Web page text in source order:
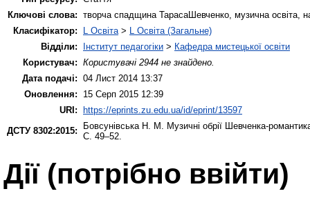
Ключові слова: творча спадщина ТарасаШевченко, музична освіта,
Класифікатор:
L Освіта > L Освіта (Загальне)
Відділи:
Інститут педагогіки > Кафедра мистецької освіти
Користувач: Користувачі 2944 не знайдено.
Дата подачі: 04 Лист 2014 13:37
Оновлення:
15 Серп 2015 12:39
URI: https://eprints.zu.edu.ua/id/eprint/13597
ДСТУ 8302:2015:
Бовсунівська Н. М.
Музичні обрії Шевченка-
С. 49–52.
Дії ​​(потрібно ввійти)